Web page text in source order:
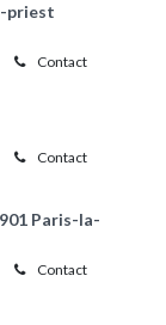
priest
Contact
Contact
Paris-la-
Contact